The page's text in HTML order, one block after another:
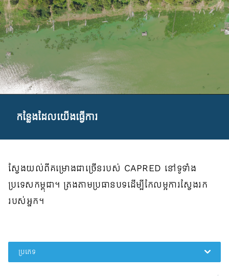
កន្លែងដែលយើងធ្វើការ
ស្វែងយល់ពីគម្រោងជាច្រើនរបស់ CAPRED នៅទូទាំង
ប្រទេសកម្ពុជា។ ត្រងតាមប្រធានបទដើម្បីកែលម្អការស្វែងរក
របស់អ្នក។
ប្រភេទ